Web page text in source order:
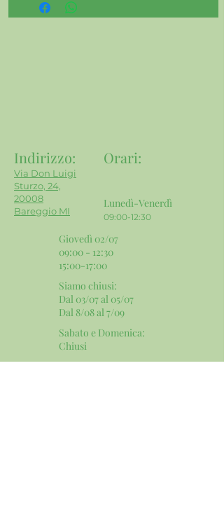
Indirizzo: Orari:
Via Don Luigi
Sturzo, 24,
20008
Bareggio MI
Lunedì-Venerdì
09:00-12:30
Giovedì 02/07
09:00 - 12:30
15:00-17:00
Siamo chiusi:
Dal 03/07 al 05/07
Dal 8/08 al 7/09
Sabato e Domenica:
​Chiusi